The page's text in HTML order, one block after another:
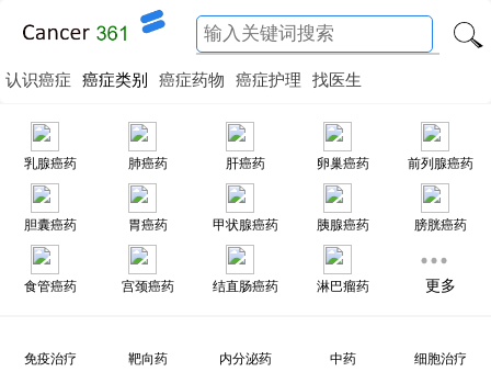
认识癌症 癌症类别 癌症药物 癌症护理 找医生
乳腺癌药 肺癌药 肝癌药 卵巢癌药 前列腺癌药
胆囊癌药 胃癌药 甲状腺癌药 胰腺癌药 膀胱癌药
食管癌药 宫颈癌药 结直肠癌药 淋巴瘤药 更多
免疫治疗 靶向药 内分泌药 中药 细胞治疗